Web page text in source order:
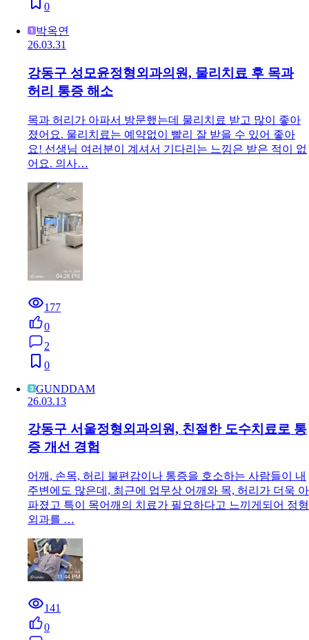
0
박옥연
26.03.31
강동구 성모윤정형외과의원, 물리치료 후 목과
허리 통증 해소
목과 허리가 아파서 방문했는데 물리치료 받고 많이 좋아
졌어요. 물리치료는 예약없이 빨리 잘 받을 수 있어 좋아
요! 선생님 여러분이 계셔서 기다리는 느낌은 받은 적이 없
어요. 의사…
177
0
2
0
GUNDDAM
26.03.13
강동구 서울정형외과의원, 친절한 도수치료로 통
증 개선 경험
어깨, 손목, 허리 불편감이나 통증을 호소하는 사람들이 내
주변에도 많은데, 최근에 업무상 어깨와 목, 허리가 더욱 아
파졌고 특이 목어깨의 치료가 필요하다고 느끼게되어 정형
외과를 …
141
0